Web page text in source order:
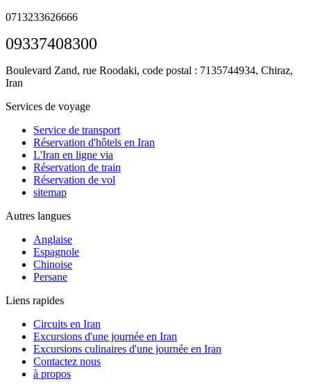
0713233626666
09337408300
Boulevard Zand, rue Roodaki, code postal : 7135744934, Chiraz,
Iran
Services de voyage
Service de transport
Réservation d'hôtels en Iran
L'Iran en ligne via
Réservation de train
Réservation de vol
sitemap
Autres langues
Anglaise
Espagnole
Chinoise
Persane
Liens rapides
Circuits en Iran
Excursions d'une journée en Iran
Excursions culinaires d'une journée en Iran
Contactez nous
à propos